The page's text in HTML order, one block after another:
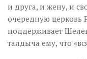
и друга, и жену, и
очередную церковь
поддерживает
талдыча ему, что